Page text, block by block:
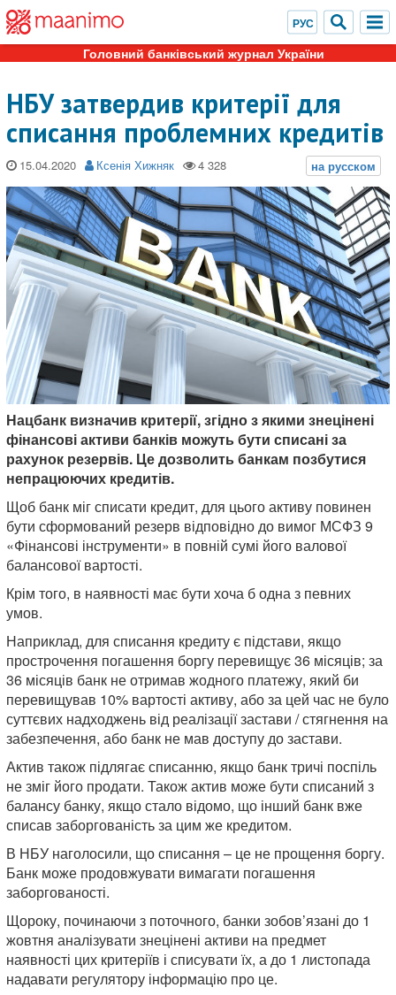
Головний банківський журнал України
НБУ затвердив критерії для
списання проблемних кредитів
15.04.2020 Ксенія Хижняк
Нацбанк визначив критерії, згідно з якими знецінені
фінансові активи банків можуть бути списані за
рахунок резервів. Це дозволить банкам позбутися
непрацюючих кредитів.
Щоб банк міг списати кредит, для цього активу повинен
бути сформований резерв відповідно до вимог МСФЗ 9
«Фінансові інструменти» в повній сумі його валової
балансової вартості.
Крім того, в наявності має бути хоча б одна з певних
умов.
Наприклад, для списання кредиту є підстави, якщо
прострочення погашення боргу перевищує 36 місяців; за
36 місяців банк не отримав жодного платежу, який би
перевищував 10% вартості активу, або за цей час не було
суттєвих надходжень від реалізації застави / стягнення на
забезпечення, або банк не мав доступу до застави.
Актив також підлягає списанню, якщо банк тричі поспіль
не зміг його продати. Також актив може бути списаний з
балансу банку, якщо стало відомо, що інший банк вже
списав заборгованість за цим же кредитом.
В НБУ наголосили, що списання – це не прощення боргу.
Банк може продовжувати вимагати погашення
заборгованості.
Щороку, починаючи з поточного, банки зобов’язані до 1
жовтня аналізувати знецінені активи на предмет
наявності цих критеріїв і списувати їх, а до 1 листопада
надавати регулятору інформацію про це.